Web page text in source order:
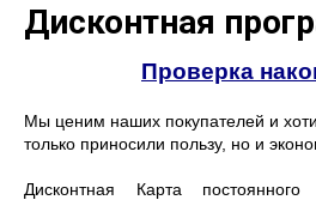
Дисконтная
Проверка
Мы ценим наших покупателей и
только приносили пользу, но и
Дисконтная Карта постоянного